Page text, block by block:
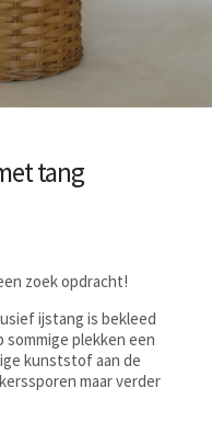
tang
zoek opdracht!
ijstang is bekleed
sommige plekken een
kunststof aan de
maar verder